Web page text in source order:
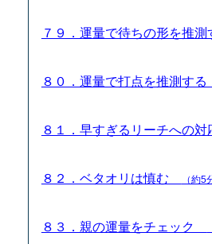
７９．運量で待ちの形を推
８０．運量で打点を推測す
８１．早すぎるリーチへの
８２．ベタオリは慎む （約5
８３．親の運量をチェック